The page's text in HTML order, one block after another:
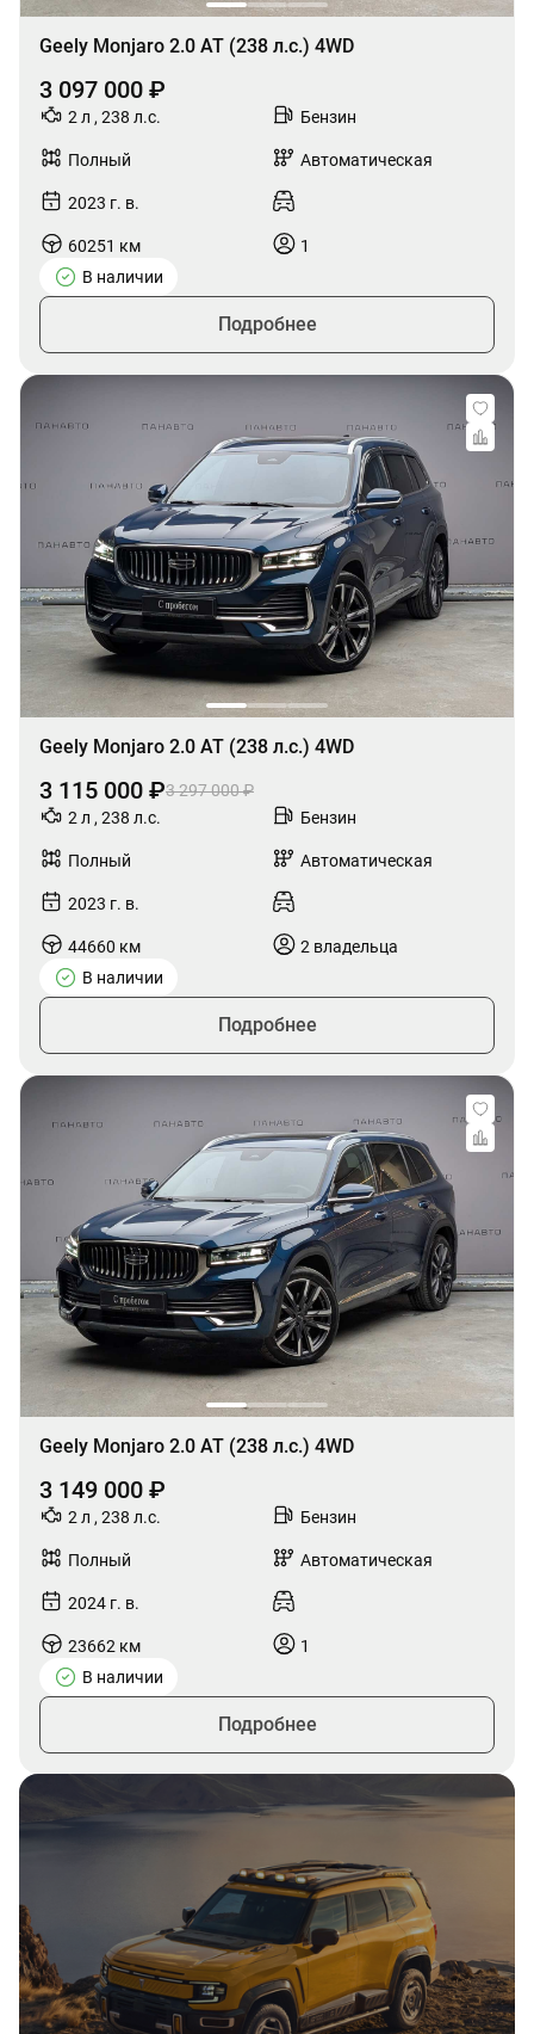
Geely Monjaro 2.0 AT (238 л.с.) 4WD
3 097 000 ₽
2 л , 238 л.с. Бензин
Полный Автоматическая
2023 г. в.
60251 км
1
В наличии
Подробнее
Geely Monjaro 2.0 AT (238 л.с.) 4WD
3 115 000 ₽3 297 000 ₽
2 л , 238 л.с.
Бензин
Полный Автоматическая
2023 г. в.
44660 км
2 владельца
В наличии
Подробнее
Geely Monjaro 2.0 AT (238 л.с.) 4WD
3 149 000 ₽
2 л , 238 л.с. Бензин
Полный Автоматическая
2024 г. в.
23662 км
1
В наличии
Подробнее